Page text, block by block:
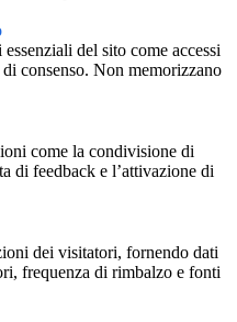
del sito come accessi
consenso. Non memorizzano
come la condivisione di
di feedback e l’attivazione di
dei visitatori, fornendo dati
frequenza di rimbalzo e fonti